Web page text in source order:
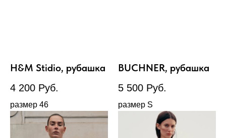
H&M Stidio, рубашка
4 200 Руб.
размер 46
BUCHNER, рубашка
5 500 Руб.
размер S